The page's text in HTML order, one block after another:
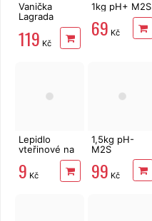
Vanička
Lagrada
oplach nohou
119 Kč
1kg pH+ M2S
69 Kč
Lepidlo
vteřinové na
kov, plast,
gumu i dřevo
9 Kč
1,5kg pH-
M2S
99 Kč